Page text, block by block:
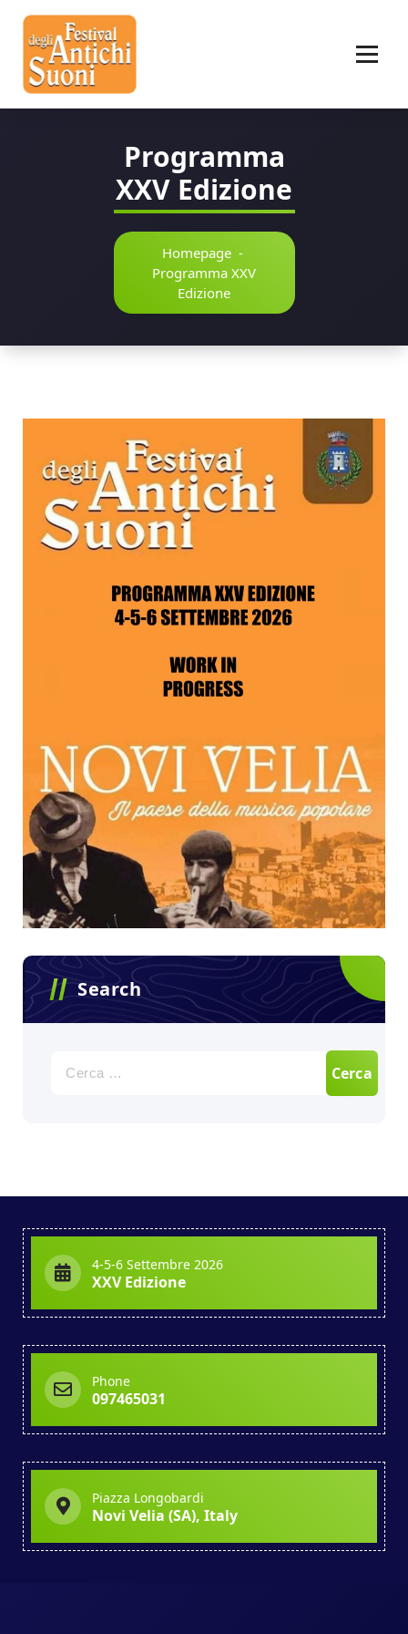
contenuto
Programma
XXV Edizione
Homepage-
Programma XXV
Edizione
Search
per:
4-5-6 Settembre 2026
XXV Edizione
Phone
097465031
Piazza Longobardi
Novi Velia (SA), Italy